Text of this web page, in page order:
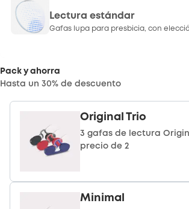
Lectura estándar
Gafas lupa para presbicia, con
Pack y ahorra
Hasta un 30% de descuento
Original Trio
3 gafas de lectura
precio de 2
Minimal